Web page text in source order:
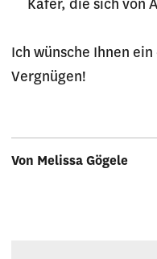
Käfer, die sich von
Ich wünsche Ihnen
Vergnügen!
Von Melissa Gögele